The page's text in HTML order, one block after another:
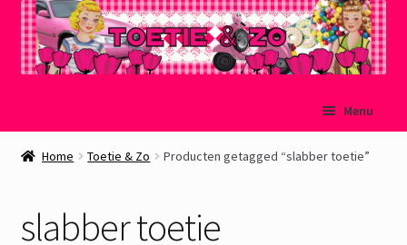
naar
de
Menu
Welkom
Home Toetie & Zo Producten getagged “slabber toetie”
slabber toetie